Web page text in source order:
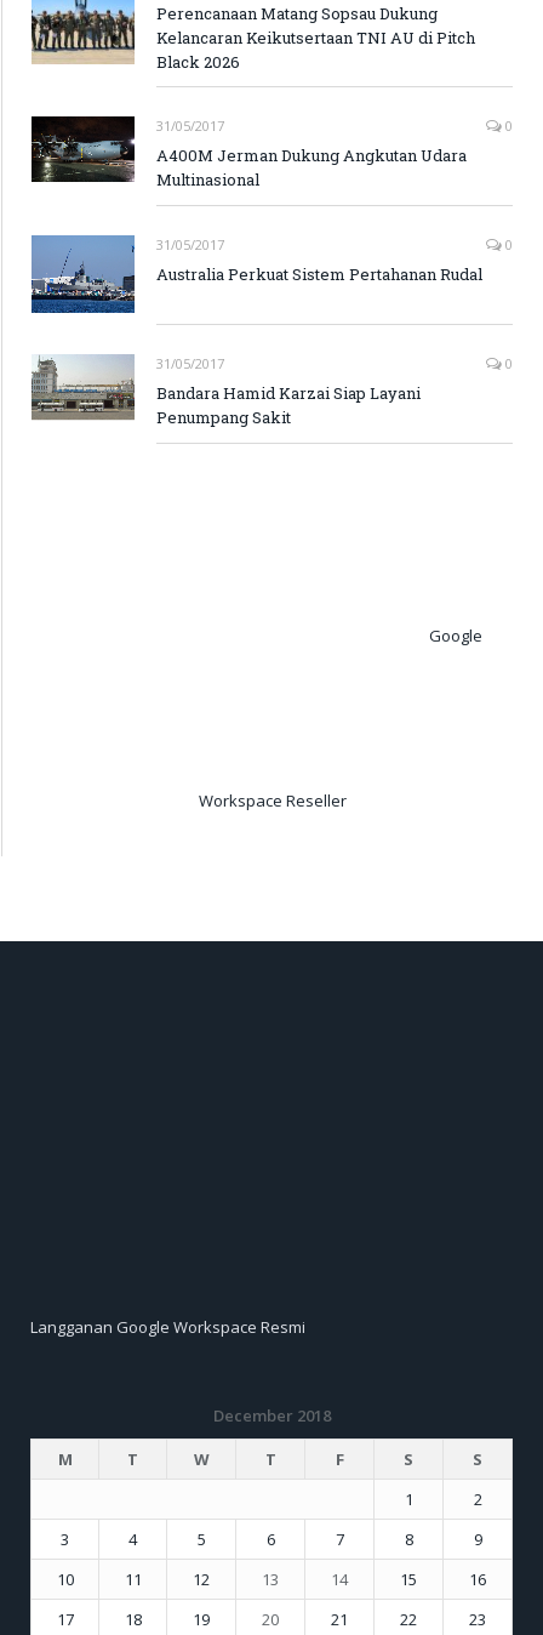
Perencanaan Matang Sopsau Dukung
Kelancaran Keikutsertaan TNI AU di Pitch
Black 2026
31/05/2017 0
A400M Jerman Dukung Angkutan Udara
Multinasional
31/05/2017 0
Australia Perkuat Sistem Pertahanan Rudal
31/05/2017 0
Bandara Hamid Karzai Siap Layani
Penumpang Sakit
Google
Workspace Reseller
Langganan Google Workspace Resmi
December 2018
M
T W T F S
S
1
2
3
4 5 6 7 8
9
10
11 12 13 14 15
16
17
18 19 20 21 22 23